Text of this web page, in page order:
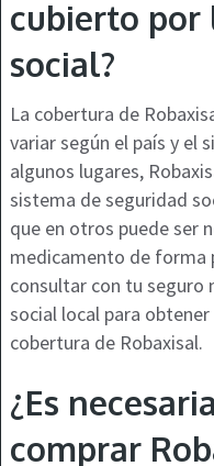
cubierto por
social?
La cobertura de
variar según el país y el
algunos lugares,
sistema de seguridad
que en otros puede ser
medicamento de forma
consultar con tu seguro
social local para
cobertura de Robaxisal.
¿Es
comprar